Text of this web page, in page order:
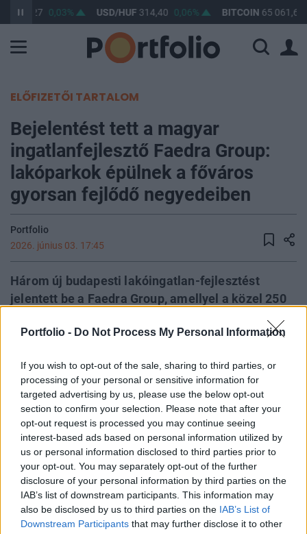
Portfolio - Do Not Process My Personal Information
If you wish to opt-out of the sale, sharing to third parties, or
processing of your personal or sensitive information for
targeted advertising by us, please use the below opt-out
section to confirm your selection. Please note that after your
opt-out request is processed you may continue seeing
interest-based ads based on personal information utilized by
us or personal information disclosed to third parties prior to
your opt-out. You may separately opt-out of the further
disclosure of your personal information by third parties on the
IAB’s list of downstream participants. This information may
also be disclosed by us to third parties on the IAB’s List of
Downstream Participants that may further disclose it to other
363,27 0,03% USD/HUF 314,40 0,06% BITCOIN 65 061,62
ELŐFIZETŐI TARTALOM
Bejelentést tett a magyar
ingatlanfejlesztő Faedra Group:
lakóparkok épülnek a főváros
gyorsan fejlődő negyedeiben
Portfolio
2026. június 03. 17:45
Három új budapesti lakóingatlan-fejlesztést
jelentett be a Faedra Group, amellyel a közel 250
fejlesztési portfóliója 400 ingatlan fölé bővül. A
valósulnak meg - írja közleményében a cég.
Property Investment Forum 2026A hazai ingatlanpiac
legnagyobb üzleti és networking találkozója! Idén a 22.
alkalommal!Információ és jelentkezés A VII. kerületi Kertész
utcában épülő, ötvenlakásos Nova City okosotthon-
megoldásokkal és modern épületgépészettel épül, saját
mélygarázzsal. Nova City látványterv. Forrás: Faedra Group
Szintén Erzsébetvárosban, a Klauzál...